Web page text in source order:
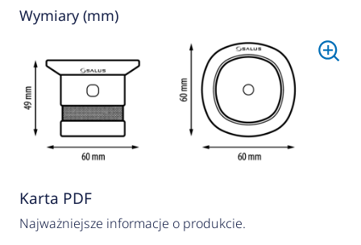
Wymiary (mm)
Karta PDF
Najważniejsze informacje o produkcie.